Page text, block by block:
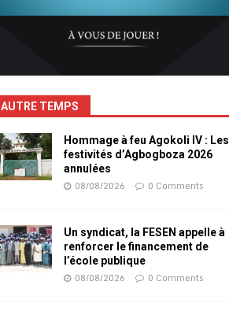
AUTRE TEMPS
Hommage à feu Agokoli IV : Les
festivités d’Agbogboza 2026
annulées
08/08/2026 0 Comments
Un syndicat, la FESEN appelle à
renforcer le financement de
l’école publique
08/08/2026 0 Comments